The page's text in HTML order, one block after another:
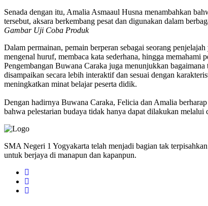
Senada dengan itu, Amalia Asmaaul Husna menambahkan
tersebut, aksara berkembang pesat dan digunakan dalam
Gambar Uji Coba Produk
Dalam permainan, pemain berperan sebagai seorang
mengenal huruf, membaca kata sederhana, hingga memahami
Pengembangan Buwana Caraka juga menunjukkan
disampaikan secara lebih interaktif dan sesuai dengan
meningkatkan minat belajar peserta didik.
Dengan hadirnya Buwana Caraka, Felicia dan Amalia
bahwa pelestarian budaya tidak hanya dapat dilakukan
SMA Negeri 1 Yogyakarta telah menjadi bagian tak
untuk berjaya di manapun dan kapanpun.